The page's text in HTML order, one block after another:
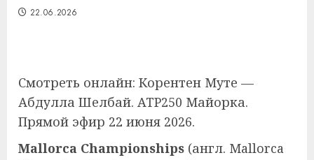
22.06.2026
Смотреть онлайн: Корентен Муте —
Абдулла Шелбай. ATP250 Майорка.
Прямой эфир 22 июня 2026.
Mallorca Championships (англ. Mallorca